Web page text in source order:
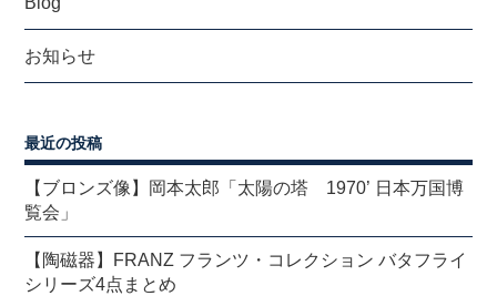
お知らせ
最近の投稿
【ブロンズ像】岡本太郎「太陽の塔 1970’ 日本万国博
覧会」
【陶磁器】FRANZ フランツ・コレクション バタフライ
シリーズ4点まとめ